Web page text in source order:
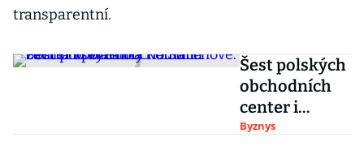
transparentní.
Šest polských
obchodních
center i
pozemky na
Byznys